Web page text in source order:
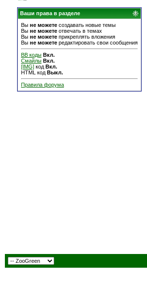
Ваши права в разделе
Вы не можете создавать новые темы
Вы не можете отвечать в темах
Вы не можете прикреплять вложения
Вы не можете редактировать свои сообщения
BB коды Вкл.
Смайлы Вкл.
[IMG] код Вкл.
HTML код Выкл.
Правила форума